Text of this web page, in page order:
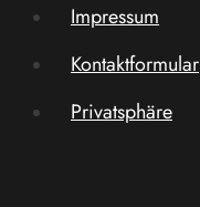
Impressum
Kontaktformular
Privatsphäre